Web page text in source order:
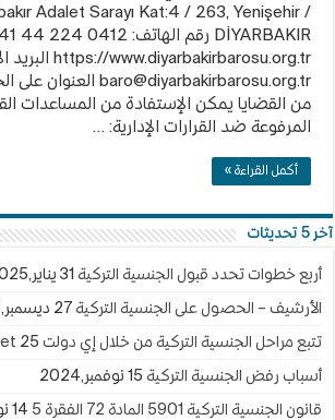
Adalet Sarayı Kat:4 / 263, Yenişehir /
https://www.diyarbakirbarosu.org.tr البريد الالكتروني:
baro@diyarbakirbarosu.org.tr
العنوان على
من القضايا يمكن الإستفادة من المساعدات
المرفوعة ضد القرارات الإدارية: …
أكمل القراءة »
آخر 5 تحديثات
أربع خطوات تحدد قبول الجنسية التركية 31 يناير,2025
الأرشيف – الحصول على الجنسية التركية 27 ديسمبر,2024
تتبع مراحل الجنسية التركية من خلال إي دولت e devlet 25 نوفمبر,2024
أسباب رفض الجنسية التركية 15 نوفمبر,2024
قانون الجنسية التركية 5901 المادة 72 الفقرة 5 14 نوفمبر,2024